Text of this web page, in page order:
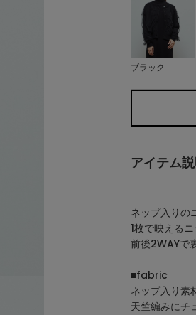
ブラック
アイテム
ネップ入りの
1枚で映えるニ
前後2WAYで
■fabric
ネップ入り素
天竺編みにチ